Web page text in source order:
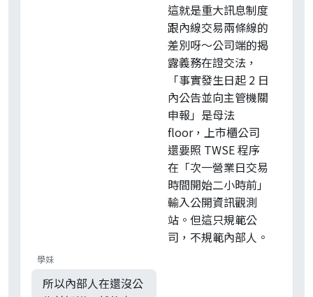
這就是重大訊息制度
跟內線交易兩條線的
差別呀～公司端的揭
露義務在證交法，
「事實發生日起 2 日
內公告並向主管機關
申報」是母法
floor，上市櫃公司
還要照 TWSE 程序
在「次一營業日交易
時間開始二小時前」
輸入公開資訊觀測
站。但這只規範公
司，不規範內部人。
學妹
所以內部人在還沒公